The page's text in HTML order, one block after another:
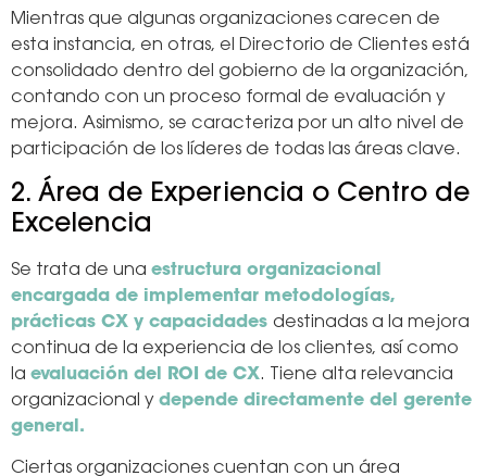
Mientras que algunas organizaciones carecen de
esta instancia, en otras, el Directorio de Clientes está
consolidado dentro del gobierno de la organización,
contando con un proceso formal de evaluación y
mejora. Asimismo, se caracteriza por un alto nivel de
participación de los líderes de todas las áreas clave.
2. Área de Experiencia o Centro de
Excelencia
Se trata de una estructura organizacional
encargada de implementar metodologías,
prácticas CX y capacidades destinadas a la mejora
continua de la experiencia de los clientes, así como
la evaluación del ROI de CX. Tiene alta relevancia
organizacional y depende directamente del gerente
general.
Ciertas organizaciones cuentan con un área